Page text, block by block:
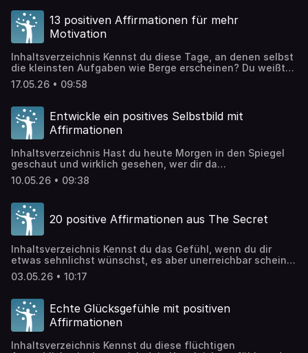
entwickeln kannst. Viele Menschen fühlen sich ihren
Herausforderungen ausgeliefert, weil niemand ihnen
gezeigt […]
13 positiven Affirmationen für mehr
Motivation
Inhaltsverzeichnis Kennst du diese Tage, an denen selbst
die kleinsten Aufgaben wie Berge erscheinen? Du weißt
genau, was zu tun wäre, doch die Energie fehlt einfach.
Deine Ziele wirken plötzlich weit entfernt, und die Couch
ist kein Zufall – sie ist eine Kraft, die du in dir wecken […]
17.05.26 • 09:58
Entwickle ein positives Selbstbild mit
Affirmationen
Inhaltsverzeichnis Hast du heute Morgen in den Spiegel
geschaut und wirklich gesehen, wer dir da
entgegenschaut? Ein positives Selbstbild ist keine
Selbstverständlichkeit – es ist eine Fähigkeit, die wir
selbst mit den strengsten Augen zu betrachten, jede
vermeintliche Unvollkommenheit zu katalogisieren. Doch
was wäre, wenn du dein […]
10.05.26 • 09:38
20 positive Affirmationen aus The Secret
Inhaltsverzeichnis Kennst du das Gefühl, wenn du dir
etwas sehnlichst wünschst, es aber unerreichbar scheint?
Vielleicht hast du schon von The Secret gehört – dem
faszinierenden Prinzip, dass deine Gedanken magnetisch
Anziehung ist keine Zauberei, sondern ein kraftvolles
Werkzeug, das dir hilft, deine Wünsche in die Welt […]
03.05.26 • 10:17
Echte Glücksgefühle mit positiven
Affirmationen
Inhaltsverzeichnis Kennst du diese flüchtigen